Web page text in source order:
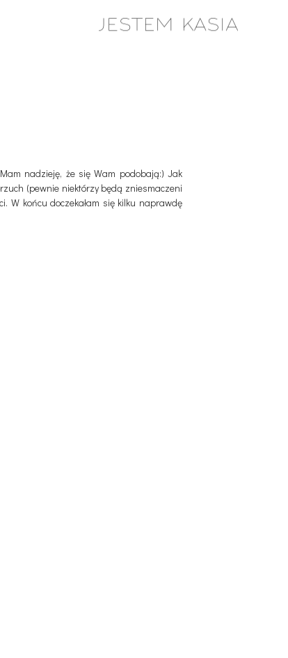
nadzieję, że się Wam podobają:) Jak
(pewnie niektórzy będą zniesmaczeni
W końcu doczekałam się kilku naprawdę